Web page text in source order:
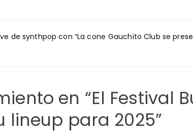
de synthpop con “La cone Gauchito Club se
en “El Festival
lineup para 2025”